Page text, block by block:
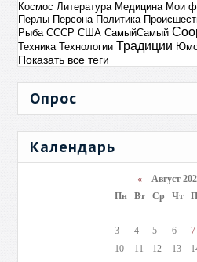
Космос Литература Медицина Мои
Перлы Персона Политика
Рыба СССР США СамыйСамый
Техника Технологии Традиции
Показать все теги
Опрос
Календарь
«Август
Пн
Вт Ср Чт
3
4 5 6 7
10
11 12 13